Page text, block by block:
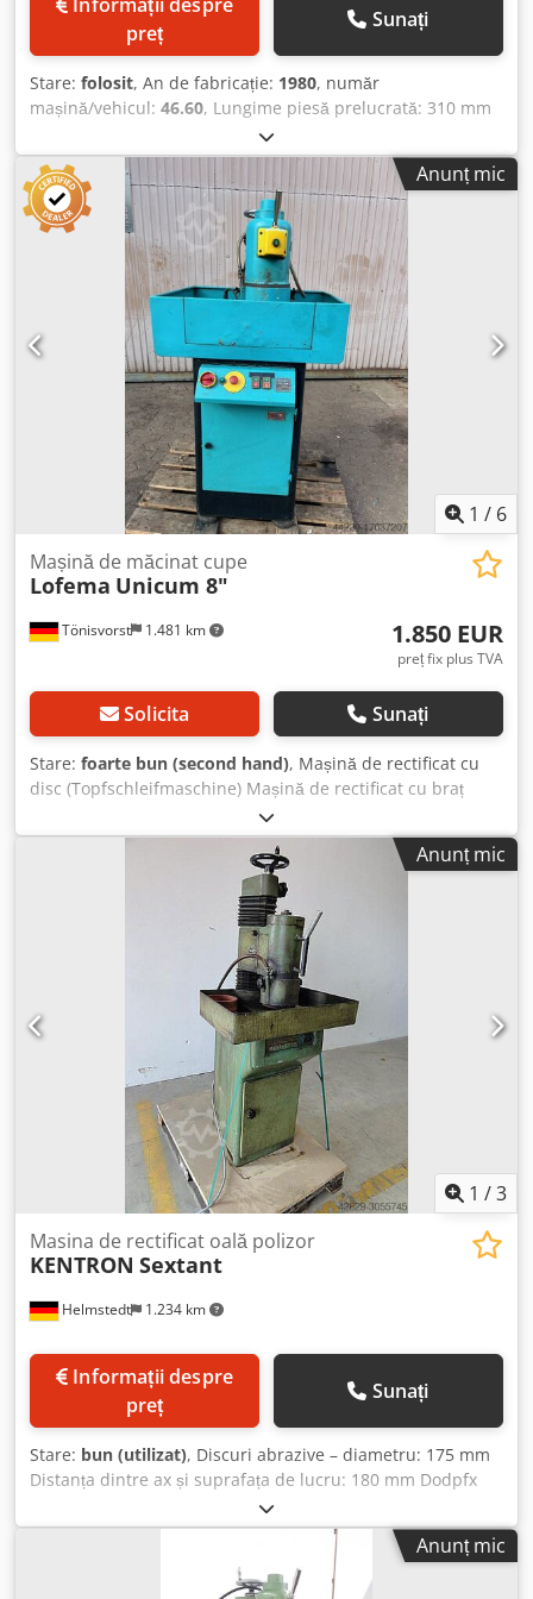
preț
Sunați
Stare: folosit, An de fabricație: 1980, număr
mașină/vehicul: 46.60, Lungime piesă prelucrată: 310 mm
Lățime piesă prelucrată: 150 mm Înălțime piesă prelucrată:
210 mm Turație maximă ax: 2800 rpm Distanță disc de
șlefuit - masă: 280 mm Placă de prindere magnetică,
magnet permanent: 300 x 150 x 70 mm Consolă ax: 250
mm Diametru coloană: 130 mm Dodpecxxlrjfx Ab Rock
Necesar total de putere: 1,9 kW Greutate mașină aprox.:
0,58 t Dimensiuni de gabarit aprox.: 0,62 x 0,72 x 1,80 m
Anunț mic
1 / 6
Tönisvorst 1.481 km
Mașină de măcinat cupe
Lofema Unicum 8"
1.850 EUR
preț fix plus TVA
Solicita Sunați
Stare: foarte bun (second hand), Mașină de rectificat cu
disc (Topfschleifmaschine) Mașină de rectificat cu braț
pivotant (Schwenkarmschleifmaschine) Marca: Lomefa
Model: Unicum 8" An fabricație: 1980 Diametru disc de
rectificat: 200 mm Motor: 380 V Dsdpfx Aboui S R De Rock
Putere: 1,84 kW Rezervor separat pentru lichid de răcire
integrat în baza mașinii Dimensiuni transport: Lungime:
850 mm Lățime: 800 mm Înălțime: 1650 mm Greutate: 350
Anunț mic
1 /3
Helmstedt 1.234 km
Masina de rectificat oală polizor
KENTRON Sextant
preț
Sunați
Stare: bun (utilizat), Discuri abrazive – diametru: 175 mm
Distanța dintre ax și suprafața de lucru: 180 mm Dodpfx
Aoc Skfbob Reck Tensiunea de alimentare: 400 V Greutatea
mașinii: aproximativ 300 kg Spațiul necesar: aproximativ
Anunț mic